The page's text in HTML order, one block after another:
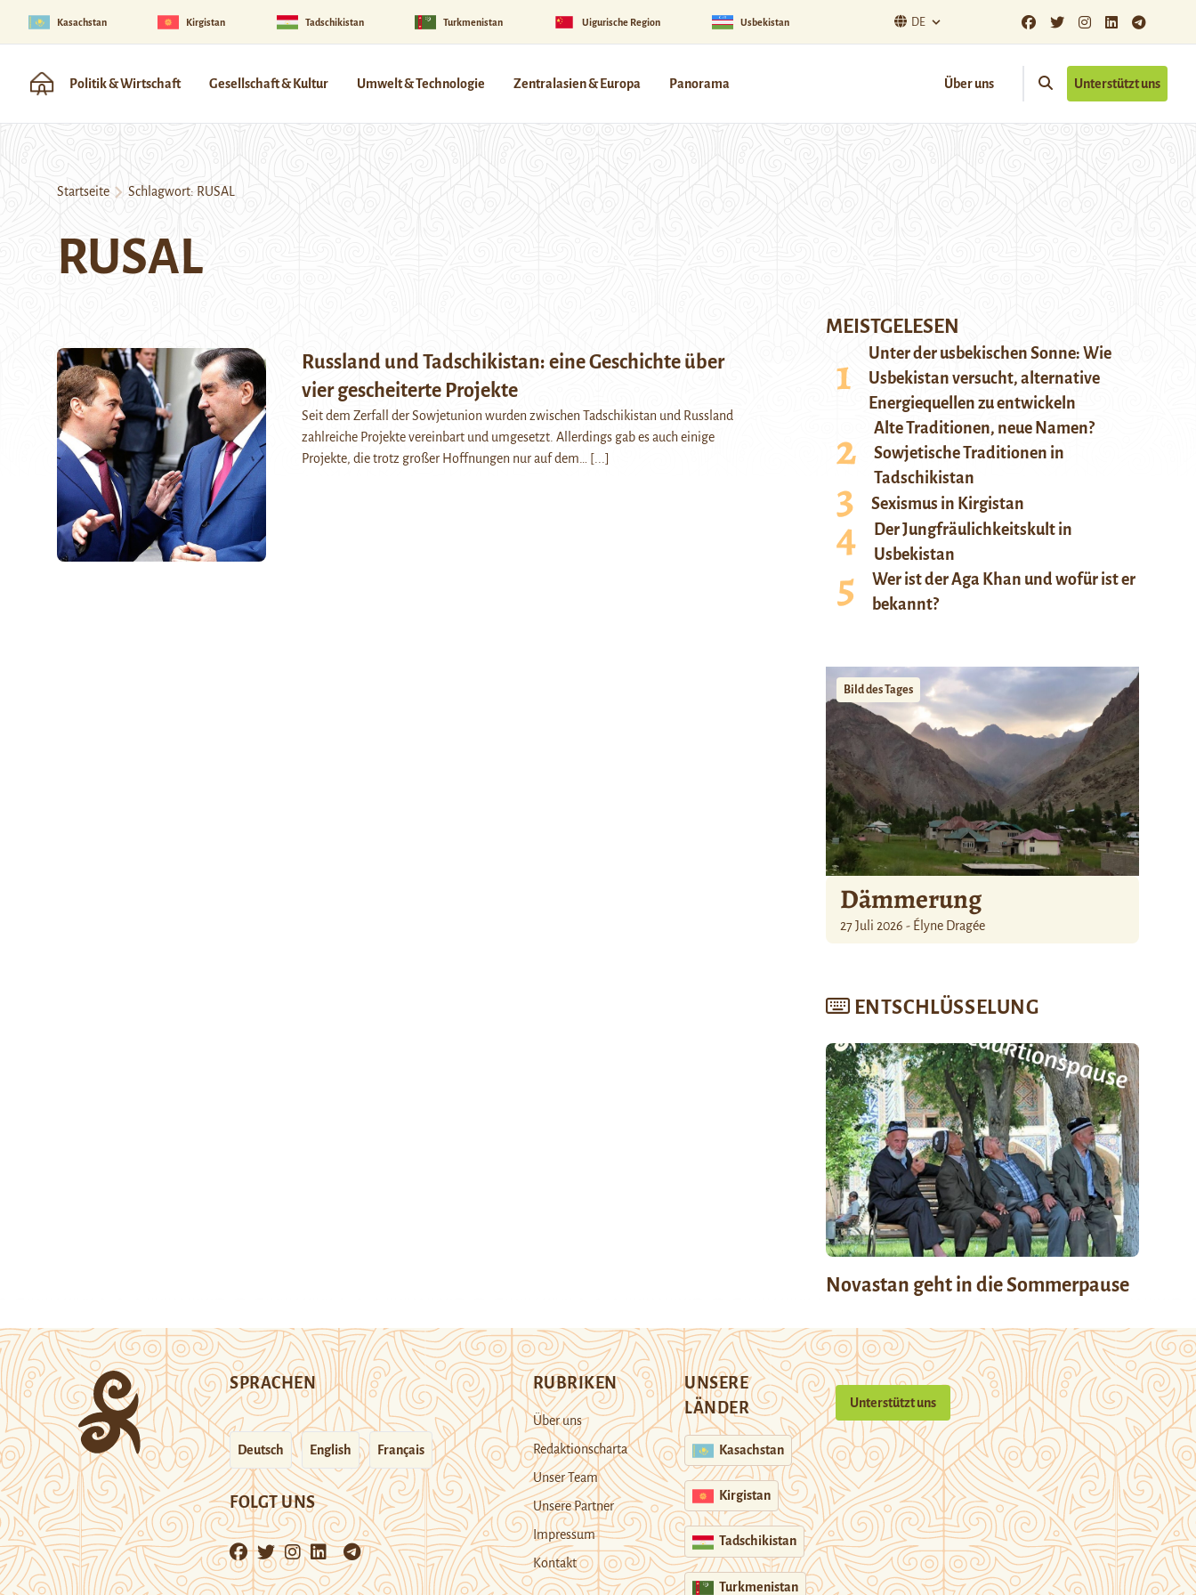
Kasachstan Kirgistan Tadschikistan Turkmenistan Uigurische Region Usbekistan DE
Politik & Wirtschaft Gesellschaft & Kultur Umwelt & Technologie Zentralasien & Europa Panorama Über uns Unterstützt uns
Startseite Schlagwort: RUSAL
RUSAL
Russland und Tadschikistan: eine Geschichte über
vier gescheiterte Projekte
Seit dem Zerfall der Sowjetunion wurden zwischen Tadschikistan und Russland
zahlreiche Projekte vereinbart und umgesetzt. Allerdings gab es auch einige
Projekte, die trotz großer Hoffnungen nur auf dem…
[...]
MEISTGELESEN
Unter der usbekischen Sonne: Wie
Usbekistan versucht, alternative
Energiequellen zu entwickeln
Alte Traditionen, neue Namen?
Sowjetische Traditionen in
Tadschikistan
Sexismus in Kirgistan
Der Jungfräulichkeitskult in
Usbekistan
Wer ist der Aga Khan und wofür ist er
bekannt?
Bild des Tages
Dämmerung
27 Juli 2026 - Élyne Dragée
ENTSCHLÜSSELUNG
Novastan geht in die Sommerpause
SPRACHEN
Deutsch English Français
FOLGT UNS
RUBRIKEN
Über uns
Redaktionscharta
Unser Team
Unsere Partner
Impressum
Kontakt
UNSERE
LÄNDER
Kasachstan
Kirgistan
Tadschikistan
Turkmenistan
Unterstützt uns